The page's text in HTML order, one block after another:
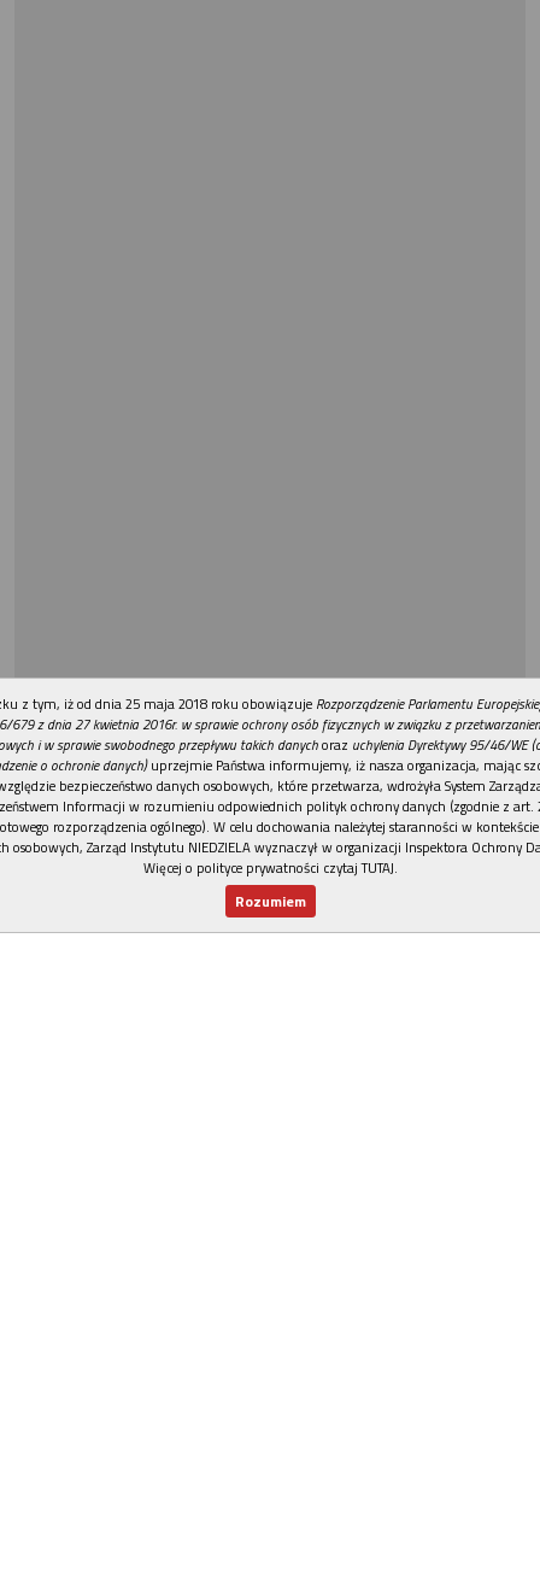
REKLAMA
z tym, iż od dnia 25 maja 2018 roku obowiązuje Rozporządzenie Parlamentu
679 z dnia 27 kwietnia 2016r. w sprawie ochrony osób fizycznych w związku z
i w sprawie swobodnego przepływu takich danychoraz uchylenia Dyrektywy 95/46/WE
o ochronie danych)uprzejmie Państwa informujemy, iż nasza organizacja, mając
bezpieczeństwo danych osobowych, które przetwarza, wdrożyła System
Informacji w rozumieniu odpowiednich polityk ochrony danych (zgodnie z art.
rozporządzenia ogólnego). W celu dochowania należytej staranności w
osobowych, Zarząd Instytutu NIEDZIELA wyznaczył w organizacji Inspektora Ochrony
Więcej o polityce prywatności czytaj TUTAJ.
Rozumiem